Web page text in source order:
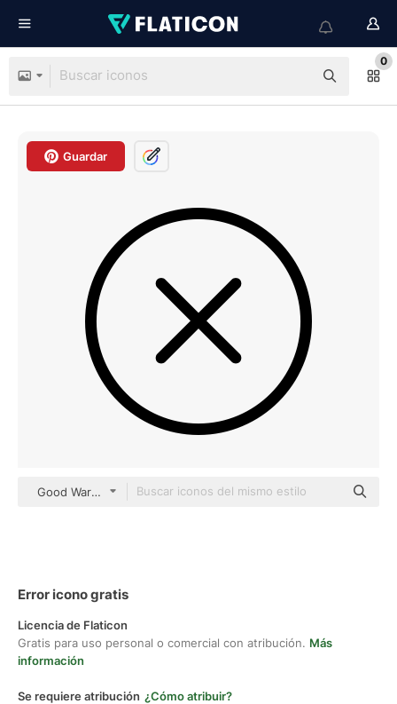
0
Guardar
Good Ware Lineal
Error icono gratis
Licencia de Flaticon
Gratis para uso personal o comercial con atribución. Más
información
Se requiere atribución ¿Cómo atribuir?